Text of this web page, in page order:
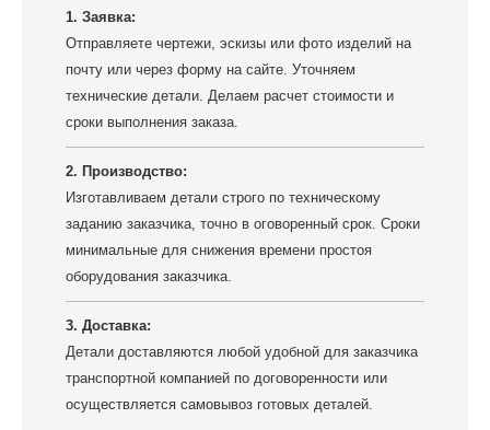
1. Заявка:
Отправляете чертежи, эскизы или фото изделий на
почту или через форму на сайте. Уточняем
технические детали. Делаем расчет стоимости и
сроки выполнения заказа.
2. Производство:
Изготавливаем детали строго по техническому
заданию заказчика, точно в оговоренный срок. Сроки
минимальные для снижения времени простоя
оборудования заказчика.
3. Доставка:
Детали доставляются любой удобной для заказчика
транспортной компанией по договоренности или
осуществляется самовывоз готовых деталей.